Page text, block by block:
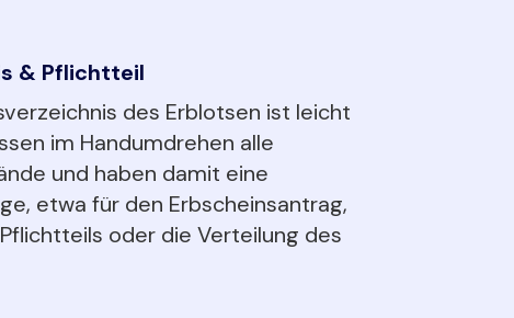
& Pflichtteil
des Erblotsen ist leicht
im Handumdrehen alle
und haben damit eine
etwa für den Erbscheinsantrag,
oder die Verteilung des